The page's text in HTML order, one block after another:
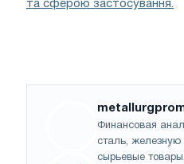
та сферою застосування.
Финансовая
сталь, железную
сырьевые товары.